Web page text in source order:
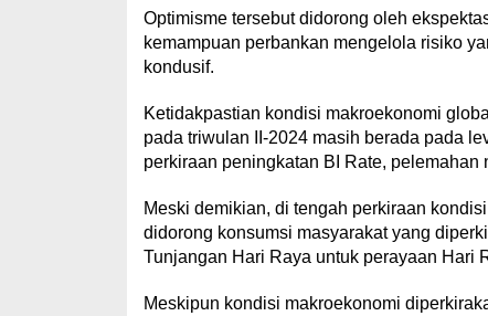
Optimisme tersebut didorong oleh
kemampuan perbankan mengelola risiko
kondusif.
Ketidakpastian kondisi makroekonomi
pada triwulan II-2024 masih berada pada
perkiraan peningkatan BI Rate,
Meski demikian, di tengah perkiraan
didorong konsumsi masyarakat yang
Tunjangan Hari Raya untuk perayaan Hari
Meskipun kondisi makroekonomi